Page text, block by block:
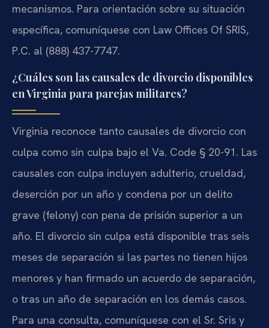
mecanismos. Para orientación sobre su situación
específica, comuníquese con Law Offices Of SRIS,
P.C. al (888) 437-7747.
¿Cuáles son las causales de divorcio disponibles
en Virginia para parejas militares?
Virginia reconoce tanto causales de divorcio con
culpa como sin culpa bajo el Va. Code § 20-91. Las
causales con culpa incluyen adulterio, crueldad,
deserción por un año y condena por un delito
grave (felony) con pena de prisión superior a un
año. El divorcio sin culpa está disponible tras seis
meses de separación si las partes no tienen hijos
menores y han firmado un acuerdo de separación,
o tras un año de separación en los demás casos.
Para una consulta, comuníquese con el Sr. Sris y